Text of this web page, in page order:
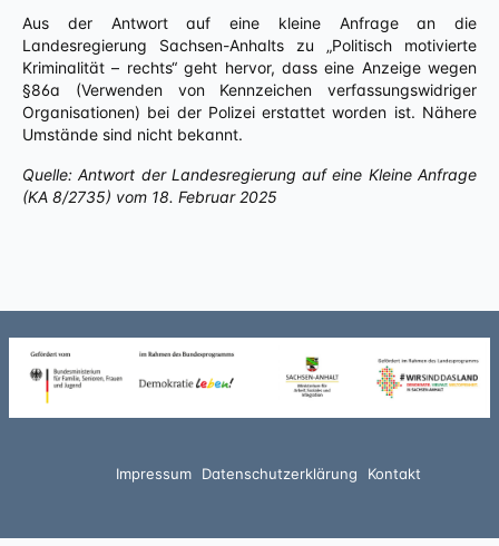
Aus der Antwort auf eine kleine Anfrage an die
Landesregierung Sachsen-Anhalts zu „Politisch motivierte
Kriminalität – rechts“ geht hervor, dass eine Anzeige wegen
§86a (Verwenden von Kennzeichen verfassungswidriger
Organisationen) bei der Polizei erstattet worden ist. Nähere
Umstände sind nicht bekannt.
Quelle: Antwort der Landesregierung auf eine Kleine Anfrage
(KA 8/2735) vom 18. Februar 2025
Impressum Datenschutzerklärung Kontakt